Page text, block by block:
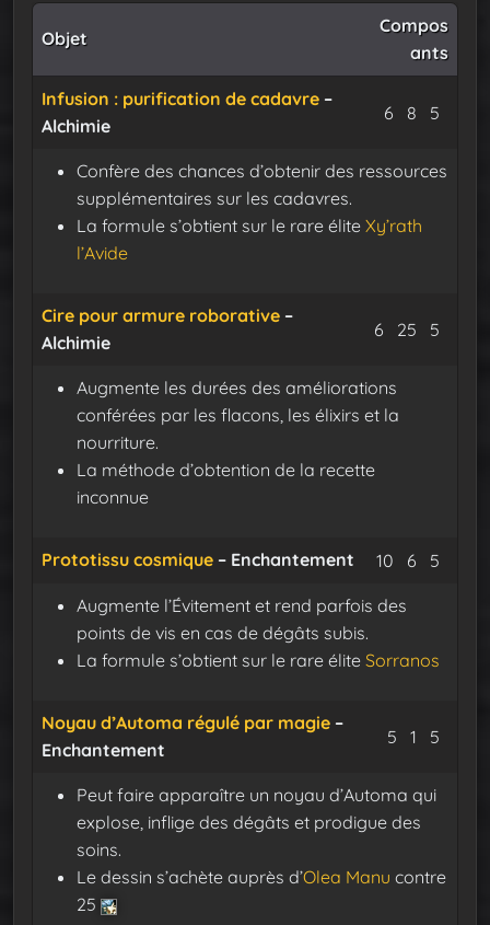
Objet
Compos
ants
Infusion : purification de cadavre –
Alchimie
6 Fondalée
8 5
Confère des chances d’obtenir des ressources
supplémentaires sur les cadavres.
La formule s’obtient sur le rare élite Xy’rath
l’Avide
Cire pour armure roborative –
Alchimie
6 Fondalée
25 Fatalée
5
Augmente les durées des améliorations
conférées par les flacons, les élixirs et la
nourriture.
La méthode d’obtention de la recette
inconnue
Prototissu cosmique – Enchantement 10 Eclat sacré
6 5
Augmente l’Évitement et rend parfois des
points de vis en cas de dégâts subis.
La formule s’obtient sur le rare élite Sorranos
Noyau d’Automa régulé par magie –
Enchantement
5 Cristal
1 5
Peut faire apparaître un noyau d’Automa qui
explose, inflige des dégâts et prodigue des
soins.
Le dessin s’achète auprès d’Olea Manu contre
25